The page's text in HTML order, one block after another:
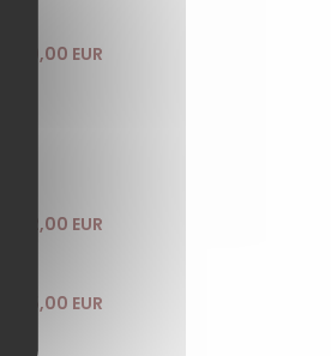
29,00 EUR
22,00 EUR
25,00 EUR